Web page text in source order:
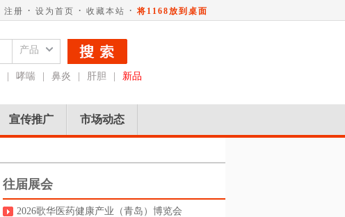
注册 · 设为首页 · 收藏本站 · 将1168放到桌面
产品
哮喘 鼻炎 肝胆 新品
宣传推广 市场动态
往届展会
2026歌华医药健康产业（青岛）博览会